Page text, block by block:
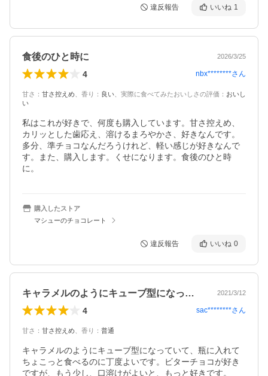
違反報告 いいね 1
食後のひと時に 2026/3/25
4 nbx********さん
甘さ ： 甘さ控えめ 香り ： 良い 実際に食べてみたおいしさの評価 ： おいし
い
私はこれが好きで、何度も購入しています。甘さ控えめ、
カリッとした歯応え、溶けるまろやかさ、好きなんです。
多分、準チョコなんだろうけれど、軽い感じが好きなんで
す。また、購入します。くせになります。食後のひと時
に。
購入したストア
マシューのチョコレート
違反報告 いいね 0
キャラメルのようにキューブ型になってい… 2021/3/12
4 sac********さん
甘さ ： 甘さ控えめ 香り ： 普通
キャラメルのようにキューブ型になっていて、瓶に入れて
ちょこっと食べるのに丁度よいです。ビターチョコが好き
ですが、もう少し、口溶けがよいと、もっと好きです。